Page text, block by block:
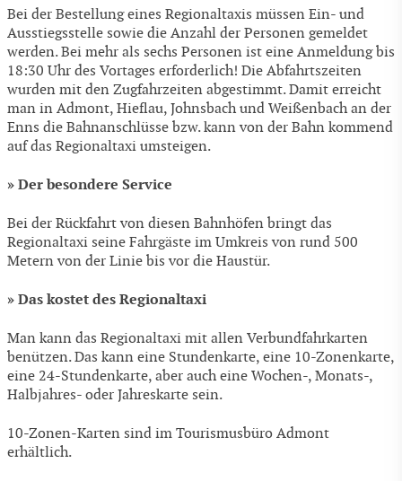
Bei der Bestellung eines Regionaltaxis müssen Ein- und
Ausstiegsstelle sowie die Anzahl der Personen gemeldet
werden. Bei mehr als sechs Personen ist eine Anmeldung bis
18:30 Uhr des Vortages erforderlich! Die Abfahrtszeiten
wurden mit den Zugfahrzeiten abgestimmt. Damit erreicht
man in Admont, Hieflau, Johnsbach und Weißenbach an der
Enns die Bahnanschlüsse bzw. kann von der Bahn kommend
auf das Regionaltaxi umsteigen.
» Der besondere Service
Bei der Rückfahrt von diesen Bahnhöfen bringt das
Regionaltaxi seine Fahrgäste im Umkreis von rund 500
Metern von der Linie bis vor die Haustür.
» Das kostet des Regionaltaxi
Man kann das Regionaltaxi mit allen Verbundfahrkarten
benützen. Das kann eine Stundenkarte, eine 10-Zonenkarte,
eine 24-Stundenkarte, aber auch eine Wochen-, Monats-,
Halbjahres- oder Jahreskarte sein.
10-Zonen-Karten sind im Tourismusbüro Admont
erhältlich.